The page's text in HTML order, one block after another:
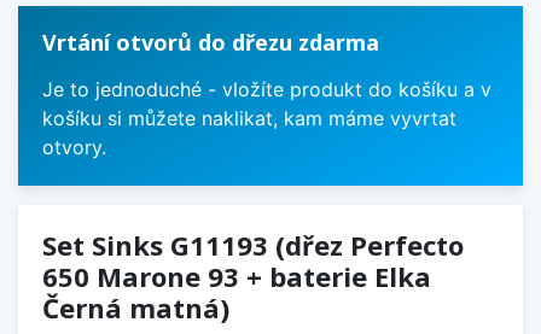
Vrtání otvorů do dřezu zdarma
Je to jednoduché - vložíte produkt do košíku a v
košíku si můžete naklikat, kam máme vyvrtat
otvory.
Set Sinks G11193 (dřez Perfecto
650 Marone 93 + baterie Elka
Černá matná)